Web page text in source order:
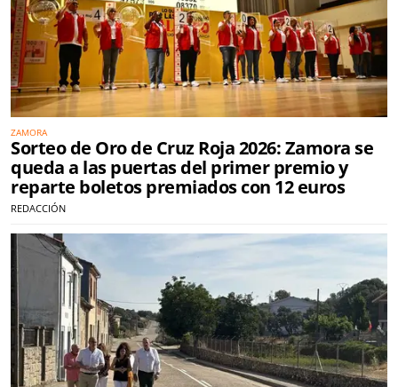
ZAMORA
Sorteo de Oro de Cruz Roja 2026: Zamora se
queda a las puertas del primer premio y
reparte boletos premiados con 12 euros
REDACCIÓN